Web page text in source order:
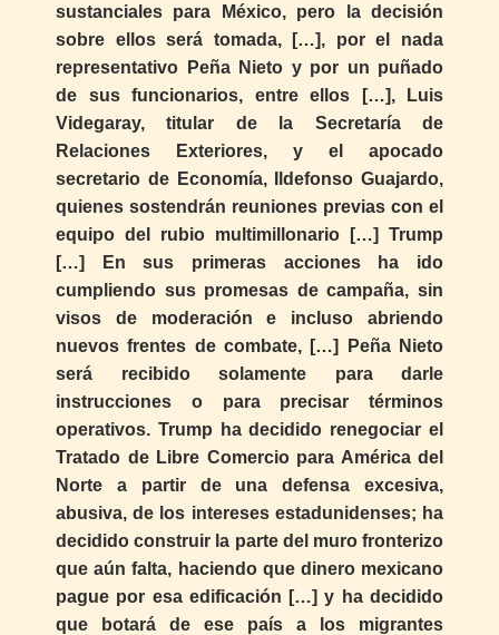
sustanciales para México, pero la decisión
sobre ellos será tomada, […], por el nada
representativo Peña Nieto y por un puñado
de sus funcionarios, entre ellos […], Luis
Videgaray, titular de la Secretaría de
Relaciones Exteriores, y el apocado
secretario de Economía, Ildefonso Guajardo,
quienes sostendrán reuniones previas con el
equipo del rubio multimillonario […] Trump
[…] En sus primeras acciones ha ido
cumpliendo sus promesas de campaña, sin
visos de moderación e incluso abriendo
nuevos frentes de combate, […] Peña Nieto
será recibido solamente para darle
instrucciones o para precisar términos
operativos. Trump ha decidido renegociar el
Tratado de Libre Comercio para América del
Norte a partir de una defensa excesiva,
abusiva, de los intereses estadunidenses; ha
decidido construir la parte del muro fronterizo
que aún falta, haciendo que dinero mexicano
pague por esa edificación […] y ha decidido
que botará de ese país a los migrantes